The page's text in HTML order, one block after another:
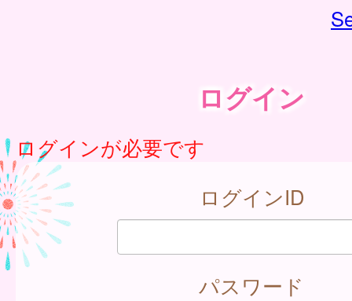
ログイン
ログインが必要です
ログインID
パスワード